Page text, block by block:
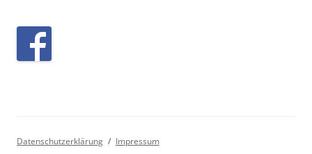
Datenschutzerklärung Impressum